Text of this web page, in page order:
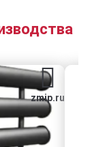
zmip.ru